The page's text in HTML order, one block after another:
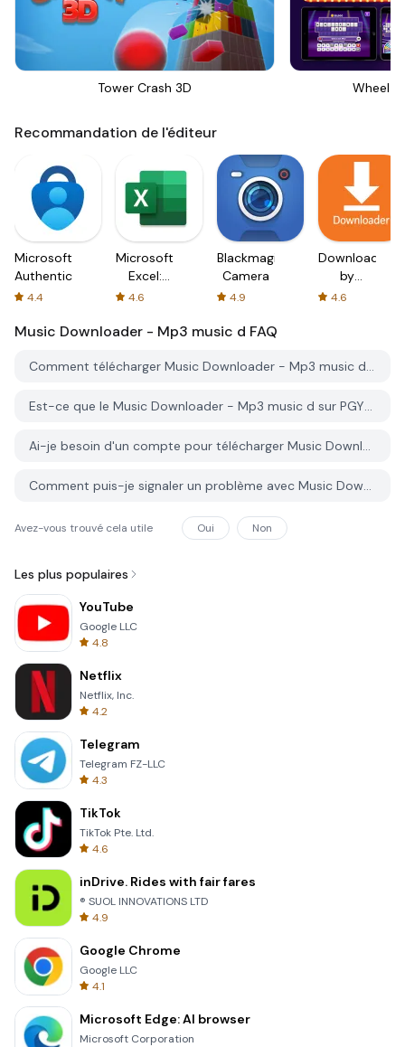
Tower Crash 3D Wheel
Recommandation de l'éditeur
Microsoft
Authenticator
4.4
Microsoft
Excel:
Spreadsheets
4.6
Blackmagic
Camera
4.9
Downloader
by
AFTVnews
4.6
Music Downloader - Mp3 music d FAQ
Comment télécharger Music Downloader - Mp3 music d depuis PGYER APK HUB?
Est-ce que le Music Downloader - Mp3 music d sur PGYER APK HUB est gratuit?
Ai-je besoin d'un compte pour télécharger Music Downloader - Mp3 music d depuis PGYER APK HUB?
Comment puis-je signaler un problème avec Music Downloader - Mp3 music d sur PGYER APK HUB?
Avez-vous trouvé cela utile Oui Non
Les plus populaires
YouTube
Google LLC
4.8
Netflix
Netflix, Inc.
4.2
Telegram
Telegram FZ-LLC
4.3
TikTok
TikTok Pte. Ltd.
4.6
inDrive. Rides with fair fares
® SUOL INNOVATIONS LTD
4.9
Google Chrome
Google LLC
4.1
Microsoft Edge: AI browser
Microsoft Corporation